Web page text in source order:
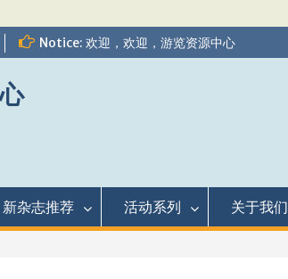
Notice: 欢迎，欢迎，游览资源中心
新杂志推荐 活动系列 关于我们